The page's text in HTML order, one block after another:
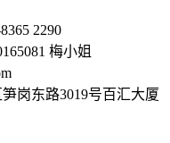
2290
梅小姐
岗东路3019号百汇大厦